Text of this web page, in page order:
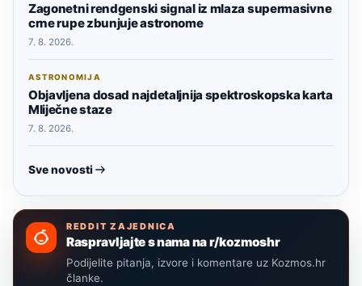
Zagonetni rendgenski signal iz mlaza supermasivne
crne rupe zbunjuje astronome
7. 8. 2026.
ASTRONOMIJA
Objavljena dosad najdetaljnija spektroskopska karta
Mliječne staze
7. 8. 2026.
Sve novosti
REDDIT ZAJEDNICA
Raspravljajte s nama na r/kozmoshr
Podijelite pitanja, izvore i komentare uz Kozmos.hr
članke.